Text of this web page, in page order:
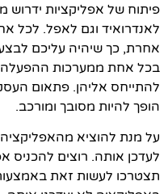
פיתוח של אפליקציות
לאנדרואיד וגם לאפל. לכל
אחרת, כך שיהיה עליכם
בכל אחת ממערכות ההפעלה
להתייחס אליהן. פתאום
הופך להיות מסובך ומורכב.
על מנת להוציא
לעדכן אותה. רוצים
תצטרכו לעשות זאת